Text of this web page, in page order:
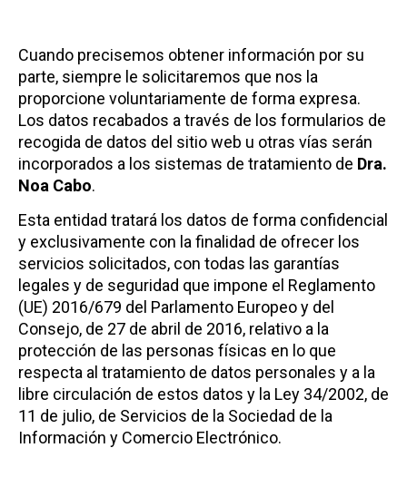
Cuando precisemos obtener información por su
parte, siempre le solicitaremos que nos la
proporcione voluntariamente de forma expresa.
Los datos recabados a través de los formularios de
recogida de datos del sitio web u otras vías serán
incorporados a los sistemas de tratamiento de Dra.
Noa Cabo.
Esta entidad tratará los datos de forma confidencial
y exclusivamente con la finalidad de ofrecer los
servicios solicitados, con todas las garantías
legales y de seguridad que impone el Reglamento
(UE) 2016/679 del Parlamento Europeo y del
Consejo, de 27 de abril de 2016, relativo a la
protección de las personas físicas en lo que
respecta al tratamiento de datos personales y a la
libre circulación de estos datos y la Ley 34/2002, de
11 de julio, de Servicios de la Sociedad de la
Información y Comercio Electrónico.